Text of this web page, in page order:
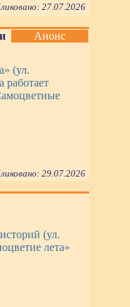
27.07.2026
Анонс
(ул.
работает
29.07.2026
(ул.
лета»